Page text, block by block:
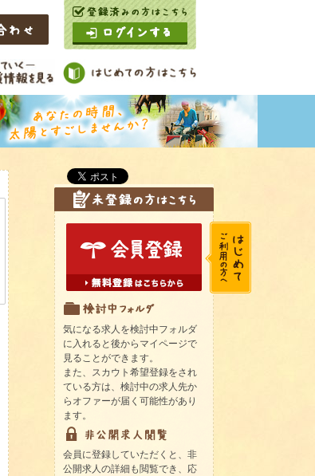
気になる求人を検討中フォルダ
に入れると後からマイページで
見ることができます。
また、スカウト希望登録をされ
ている方は、検討中の求人先か
らオファーが届く可能性があり
ます。
会員に登録していただくと、非
公開求人の詳細も閲覧でき、応